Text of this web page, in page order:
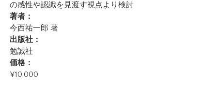
の感性や認識を見渡す視点より検討
著者：
今西祐一郎 著
出版社：
勉誠社
価格：
¥10,000